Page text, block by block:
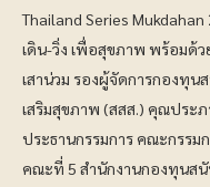
Thailand Series Mukdahan
เดิน-วิ่ง เพื่อสุขภาพ พร้อมด้
เสาน่วม รองผู้จัดการกองทุน
เสริมสุขภาพ (สสส.) คุณประ
ประธานกรรมการ คณะกรรม
คณะที่ 5 สำนักงานกองทุนสนั